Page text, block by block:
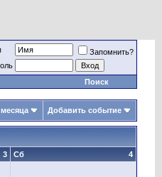
Запомнить?
Поиск
Добавить событие
3 4
Сб